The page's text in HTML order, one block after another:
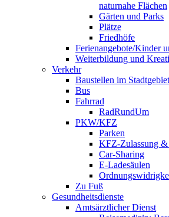
naturnahe Flächen
Gärten und Parks
Plätze
Friedhöfe
Ferienangebote/Kinder
Weiterbildung und
Verkehr
Baustellen im Stadtgebiet
Bus
Fahrrad
RadRundUm
PKW/KFZ
Parken
KFZ-Zulassung &
Car-Sharing
E-Ladesäulen
Zu Fuß
Gesundheitsdienste
Amtsärztlicher Dienst